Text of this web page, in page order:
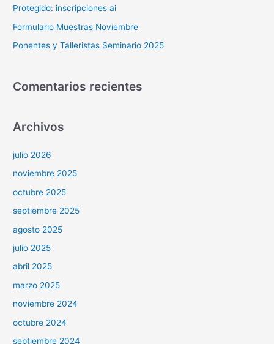
r
:
Protegido: inscripciones ai
Formulario Muestras Noviembre
Ponentes y Talleristas Seminario 2025
Comentarios recientes
Archivos
julio 2026
noviembre 2025
octubre 2025
septiembre 2025
agosto 2025
julio 2025
abril 2025
marzo 2025
noviembre 2024
octubre 2024
septiembre 2024